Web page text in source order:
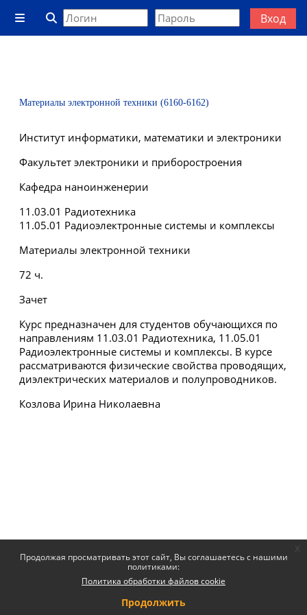
Перейти к основному содержанию
Продолжая просматривать этот сайт, Вы соглашаетесь с нашими
политиками:
Политика обработки файлов cookie
Продолжить
Боковая панель
Изменить данные поисковой строки
Вход
Материалы электронной техники (6160-6162)
Институт информатики, математики и электроники
Факультет электроники и приборостроения
Кафедра наноинженерии
11.03.01 Радиотехника
11.05.01 Радиоэлектронные системы и комплексы
Материалы электронной техники
72 ч.
Зачет
Курс предназначен для студентов обучающихся по
направлениям 11.03.01 Радиотехника, 11.05.01
Радиоэлектронные системы и комплексы. В курсе
рассматриваются физические свойства проводящих,
диэлектрических материалов и полупроводников.
Козлова Ирина Николаевна